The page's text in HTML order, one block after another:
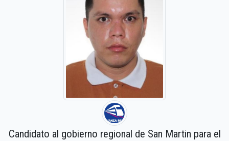
Candidato al gobierno regional de San Martin para el